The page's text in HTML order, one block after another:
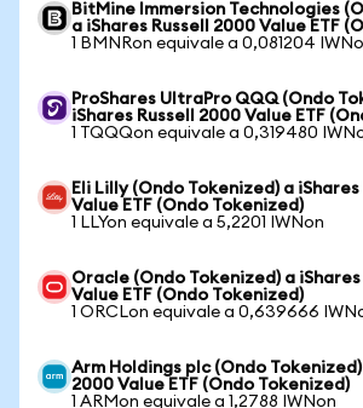
BitMine Immersion Technologies
a iShares Russell 2000 Value ETF
1 BMNRon equivale a 0,081204
ProShares UltraPro QQQ (Ondo
iShares Russell 2000 Value ETF
1 TQQQon equivale a 0,319480
Eli Lilly (Ondo Tokenized) a
Value ETF (Ondo Tokenized)
1 LLYon equivale a 5,2201 IWNon
Oracle (Ondo Tokenized) a
Value ETF (Ondo Tokenized)
1 ORCLon equivale a 0,639666
Arm Holdings plc (Ondo Tokenized)
2000 Value ETF (Ondo Tokenized)
1 ARMon equivale a 1,2788 IWNon